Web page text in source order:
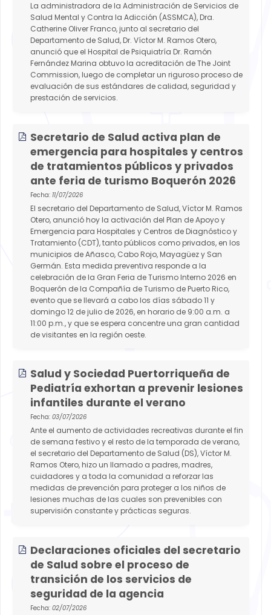
La administradora de la Administración de Servicios de
Salud Mental y Contra la Adicción (ASSMCA), Dra.
Catherine Oliver Franco, junto al secretario del
Departamento de Salud, Dr. Víctor M. Ramos Otero,
anunció que el Hospital de Psiquiatría Dr. Ramón
Fernández Marina obtuvo la acreditación de The Joint
Commission, luego de completar un riguroso proceso de
evaluación de sus estándares de calidad, seguridad y
prestación de servicios.
Secretario de Salud activa plan de
emergencia para hospitales y centros
de tratamientos públicos y privados
ante feria de turismo Boquerón 2026
Fecha: 11/07/2026
El secretario del Departamento de Salud, Víctor M. Ramos
Otero, anunció hoy la activación del Plan de Apoyo y
Emergencia para Hospitales y Centros de Diagnóstico y
Tratamiento (CDT), tanto públicos como privados, en los
municipios de Añasco, Cabo Rojo, Mayagüez y San
Germán. Esta medida preventiva responde a la
celebración de la Gran Feria de Turismo Interno 2026 en
Boquerón de la Compañía de Turismo de Puerto Rico,
evento que se llevará a cabo los días sábado 11 y
domingo 12 de julio de 2026, en horario de 9:00 a.m. a
11:00 p.m., y que se espera concentre una gran cantidad
de visitantes en la región oeste.
Salud y Sociedad Puertorriqueña de
Pediatría exhortan a prevenir lesiones
infantiles durante el verano
Fecha: 03/07/2026
Ante el aumento de actividades recreativas durante el fin
de semana festivo y el resto de la temporada de verano,
el secretario del Departamento de Salud (DS), Víctor M.
Ramos Otero, hizo un llamado a padres, madres,
cuidadores y a toda la comunidad a reforzar las
medidas de prevención para proteger a los niños de
lesiones muchas de las cuales son prevenibles con
supervisión constante y prácticas seguras.
Declaraciones oficiales del secretario
de Salud sobre el proceso de
transición de los servicios de
seguridad de la agencia
Fecha: 02/07/2026